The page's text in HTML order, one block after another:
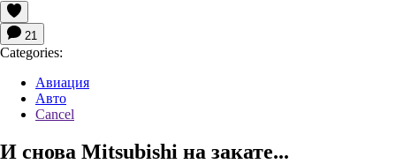
21
Categories:
Авиация
Авто
Cancel
И снова Mitsubishi на закате...